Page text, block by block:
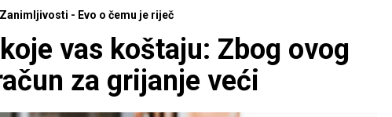
- Evo o čemu je riječ
vas koštaju: Zbog ovog
za grijanje veći